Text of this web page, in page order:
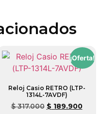
¡Oferta!
Reloj Casio RETRO (LTP-
1314L-7AVDF)
$317.000 $ 189.900